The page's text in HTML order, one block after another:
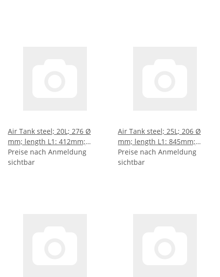
Air Tank steel; 20L; 276 Ø
mm; length L1: 412mm;
length L2: 395mm; length
L3: 251mm; length L4:
Preise nach Anmeldung
sichtbar
Air Tank steel; 25L; 206 Ø
mm; length L1: 845mm;
length L2: 833mm; length
L3: 175mm; length L4:
Preise nach Anmeldung
sichtbar